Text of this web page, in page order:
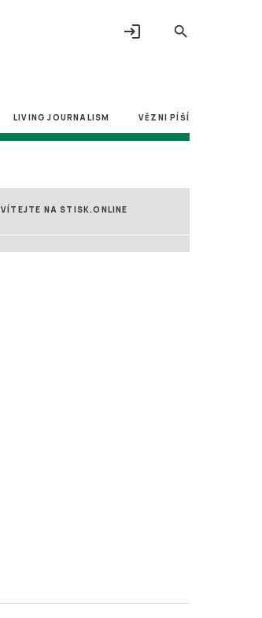
search
login
LIVING JOURNALISM VĚZNI PÍŠÍ
VÍTEJTE NA STISK.ONLINE